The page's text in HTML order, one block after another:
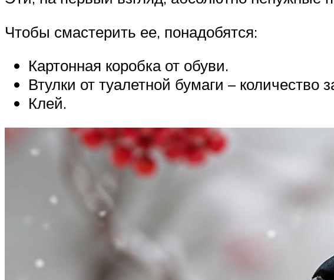
Чтобы смастерить ее, понадобятся:
Картонная коробка от обуви.
Втулки от туалетной бумаги – количество
Клей.